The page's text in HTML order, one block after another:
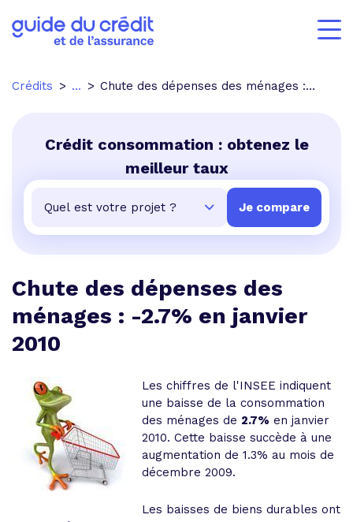
Crédits ... Chute des dépenses des ménages : -2.7% en janvier 2010
Crédit consommation : obtenez le
meilleur taux
Chute des dépenses des
ménages : -2.7% en janvier
2010
Les chiffres de l'INSEE indiquent
une baisse de la consommation
des ménages de 2.7% en janvier
2010. Cette baisse succède à une
augmentation de 1.3% au mois de
décembre 2009.
Les baisses de biens durables ont